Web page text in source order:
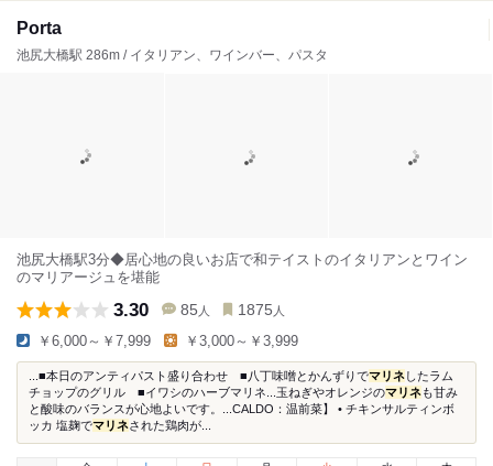
Porta
池尻大橋駅 286m / イタリアン、ワインバー、パスタ
池尻大橋駅3分◆居心地の良いお店で和テイストのイタリアンとワイン
のマリアージュを堪能
3.30 85 人 1875 人
￥6,000～￥7,999 ￥3,000～￥3,999
...■本日のアンティパスト盛り合わせ ■八丁味噌とかんずりでマリネしたラム
チョップのグリル ■イワシのハーブマリネ...玉ねぎやオレンジのマリネも甘み
と酸味のバランスが心地よいです。...CALDO：温前菜】 • チキンサルティンボ
ッカ 塩麹でマリネされた鶏肉が...